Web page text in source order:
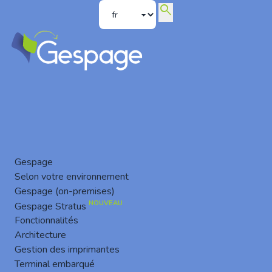
Gespage
Selon votre environnement
Gespage (on-premises)
Gespage Stratus NOUVEAU
Fonctionnalités
Architecture
Gestion des imprimantes
Terminal embarqué
search